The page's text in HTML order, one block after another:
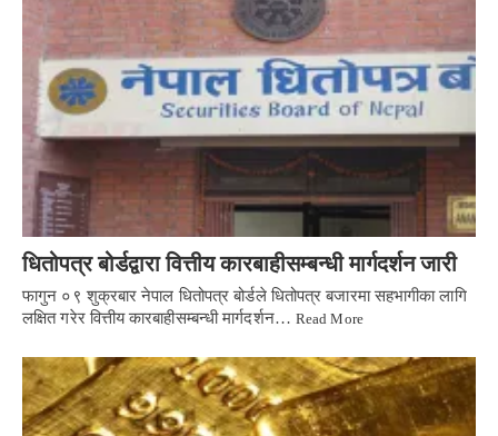
धितोपत्र बोर्डद्वारा वित्तीय कारबाहीसम्बन्धी मार्गदर्शन जारी
फागुन ०९ शुक्रबार नेपाल धितोपत्र बोर्डले धितोपत्र बजारमा सहभागीका लागि
लक्षित गरेर वित्तीय कारबाहीसम्बन्धी मार्गदर्शन… Read More